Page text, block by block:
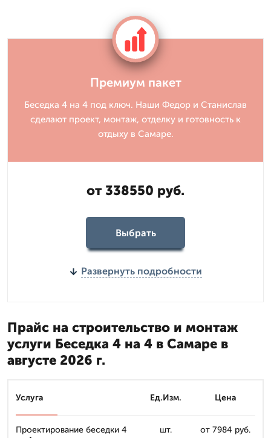
Премиум пакет
Беседка 4 на 4 под ключ. Наши Федор и Станислав
сделают проект, монтаж, отделку и готовность к
отдыху в Самаре.
от 338550 руб.
Выбрать
Развернуть подробности
Прайс на строительство и монтаж
услуги Беседка 4 на 4 в Самаре в
августе 2026 г.
Услуга Ед.Изм. Цена
Проектирование беседки 4
шт. от 7984 руб.